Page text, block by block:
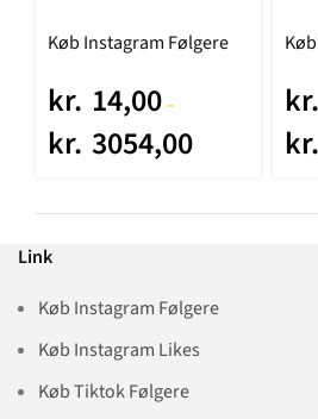
Køb Instagram Følgere
kr. 14,00–
kr. 3054,00
kr.
kr.
Link
Køb Instagram Følgere
Køb Instagram Likes
Køb Tiktok Følgere